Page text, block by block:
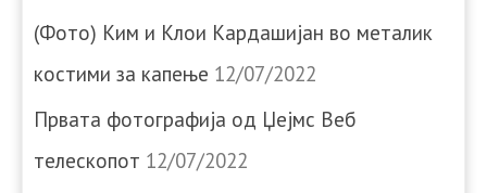
(Фото) Ким и Клои Кардашијан во металик
костими за капење 12/07/2022
Првата фотографија од Џејмс Веб
телескопот 12/07/2022